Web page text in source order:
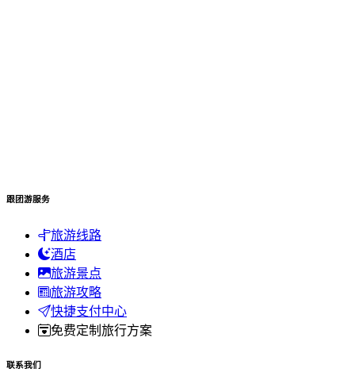
跟团游服务
旅游线路
酒店
旅游景点
旅游攻略
快捷支付中心
免费定制旅行方案
联系我们